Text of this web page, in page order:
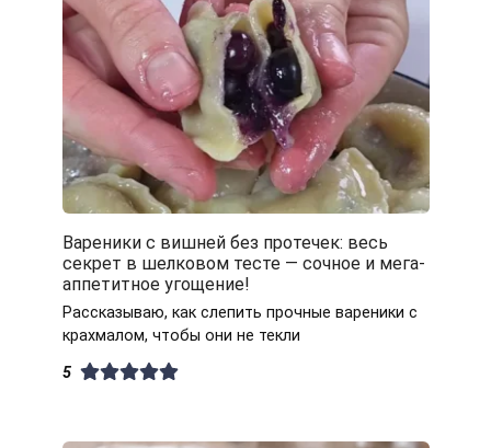
Вареники с вишней без протечек: весь
секрет в шелковом тесте — сочное и мега-
аппетитное угощение!
Рассказываю, как слепить прочные вареники с
крахмалом, чтобы они не текли
5